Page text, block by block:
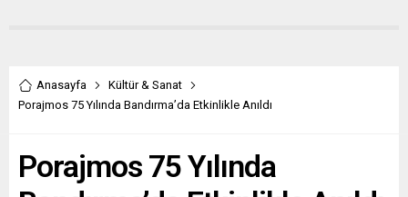
Anasayfa
Kültür & Sanat
Porajmos 75 Yılında Bandırma’da Etkinlikle Anıldı
Porajmos 75 Yılında